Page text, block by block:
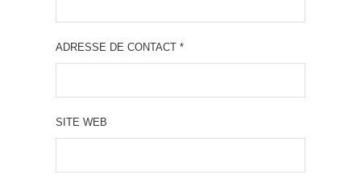
ADRESSE DE CONTACT *
SITE WEB